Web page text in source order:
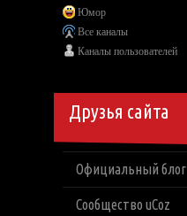
Юмор
Все каналы
Каналы пользователей
Друзья сайта
Официальный блог
Сообщество uCoz